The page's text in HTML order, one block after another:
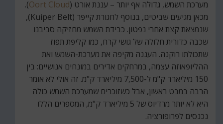
מערכת השמש, גדולה אף יותר – עננת אורט (Oort Cloud
).
מכאן מגיעים שביטים, בנוסף לחגורת קייפר (Kuiper Belt),
שנמצאת קצת אחרי נפטון. כבידת השמש מחזיקה סביבנו
שכבה כדורית חלולה של גושי קרח, כמו קליפת תפוז
שתכולתו רוקנה. העננה מקיפה את מערכת-השמש ואת
ההליופאוזה עצמה, במרחקים אדירים במונחים אנושיים: בין
150 מיליארד ק"מ ל-7,500 מיליארד ק"מ. זה אולי לא אומר
הרבה במבט ראשון, אבל כשזוכרים שמערכת השמש כולה
היא לא יותר מרדיוס של 5 מיליארד ק"מ, המספרים הללו
נכנסים לפרופורציה.